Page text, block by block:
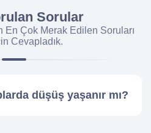
Sorular
En Çok Merak Edilen Soruları
Cevapladık.
düşüş yaşanır mı?